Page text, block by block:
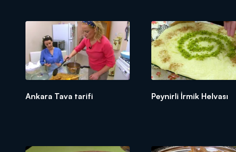
Ankara Tava tarifi Peynirli İrmik Helvası